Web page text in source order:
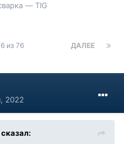
— TIG
ДАЛЕЕ
из 76
2022